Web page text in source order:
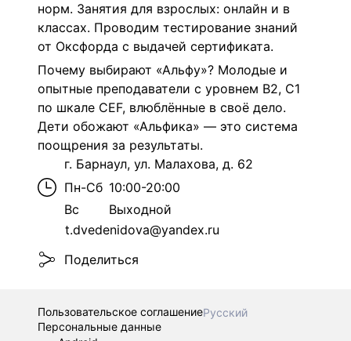
норм. Занятия для взрослых: онлайн и в
классах. Проводим тестирование знаний
от Оксфорда с выдачей сертификата.
Почему выбирают «Альфу»? Молодые и
опытные преподаватели с уровнем В2, С1
по шкале CEF, влюблённые в своё дело.
Дети обожают «Альфика» — это система
поощрения за результаты.
г. Барнаул, ул. Малахова, д. 62
Пн-Сб 10:00-20:00
Вс
Выходной
t.dvedenidova@yandex.ru
Поделиться
Пользовательское соглашениеРусский
Персональные данные